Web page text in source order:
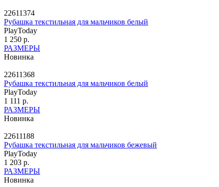
22611374
Рубашка текстильная для мальчиков белый
PlayToday
1 250 р.
РАЗМЕРЫ
Новинка
22611368
Рубашка текстильная для мальчиков белый
PlayToday
1 111 р.
РАЗМЕРЫ
Новинка
22611188
Рубашка текстильная для мальчиков бежевый
PlayToday
1 203 р.
РАЗМЕРЫ
Новинка